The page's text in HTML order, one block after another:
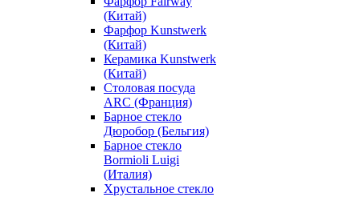
(Китай)
Фарфор Kunstwerk
(Китай)
Керамика Kunstwerk
(Китай)
Столовая посуда
ARC (Франция)
Барное стекло
Дюробор (Бельгия)
Барное стекло
Bormioli Luigi
(Италия)
Хрустальное стекло